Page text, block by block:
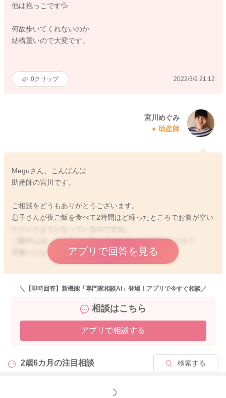
他は抱っこです💦
何故歩いてくれないのか
結構重いので大変です。
0クリップ 2022/3/9 21:12
宮川めぐみ
助産師
Meguさん、こんばんは
助産師の宮川です。
ご相談をどうもありがとうございます。
息子さんが夜ご飯を食べて2時間ほど経ったところでお腹が空い
たというようになっているのですね。
ご飯中には、よく噛んで食べてくれているのでしょうか？
早食いになってしまっていることはありませんか？
また夜ご飯を食べたら、そのまま歯磨きをさせて、寝かしつけ
に入るようにされてみるのもいいと思いますよ。
ということにならずに済むのではないかなとも思いました。
日中も補食を食べたり、ご飯もしっかりとよく食べているので
があると思います。気分的なことが要因になるのかなと思いま
アプリで回答を見る
＼【即時回答】新機能「専門家相談AI」登場！アプリで今すぐ相談／
相談はこちら
アプリで相談する
2歳6カ月の注目相談 検索する
もっと見る